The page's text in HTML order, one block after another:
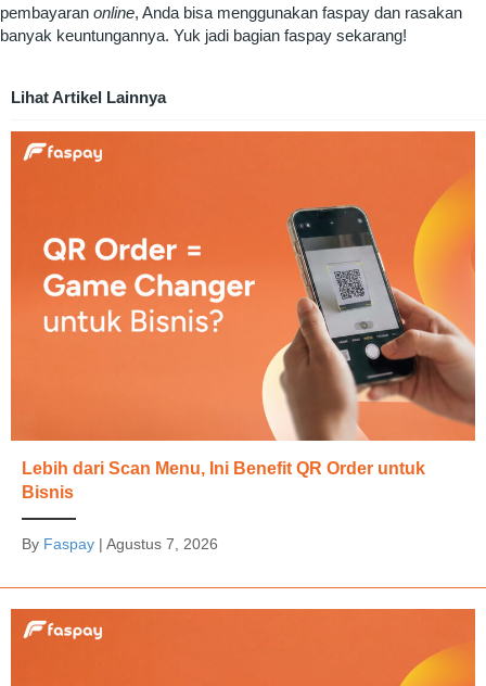
pembayaran online, Anda bisa menggunakan faspay dan rasakan
banyak keuntungannya. Yuk jadi bagian faspay sekarang!
Lihat Artikel Lainnya
Lebih dari Scan Menu, Ini Benefit QR Order untuk
Bisnis
By Faspay | Agustus 7, 2026